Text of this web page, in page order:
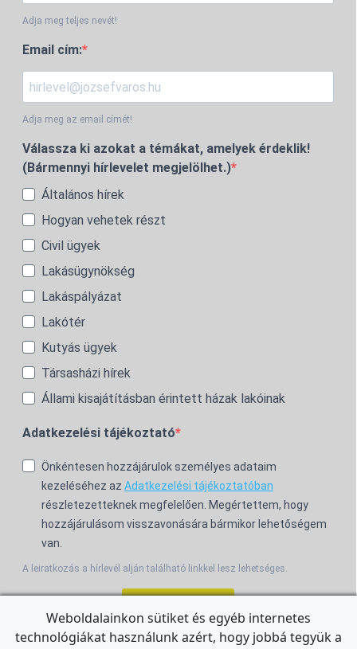
Adja meg teljes nevét!
Email cím:
Adja meg az email címét!
Válassza ki azokat a témákat, amelyek érdeklik!
(Bármennyi hírlevelet megjelölhet.)
Általános hírek
Hogyan vehetek részt
Civil ügyek
Lakásügynökség
Lakáspályázat
Lakótér
Kutyás ügyek
Társasházi hírek
Állami kisajátításban érintett házak lakóinak
Adatkezelési tájékoztató
Önkéntesen hozzájárulok személyes adataim
kezeléséhez az Adatkezelési tájékoztatóban
részletezetteknek megfelelően. Megértettem, hogy
hozzájárulásom visszavonására bármikor lehetőségem
van.
A leiratkozás a hírlevél alján található linkkel lesz lehetséges.
Weboldalainkon sütiket és egyéb internetes
technológiákat használunk azért, hogy jobbá tegyük a